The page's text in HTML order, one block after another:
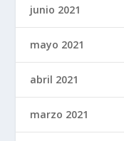
junio 2021
mayo 2021
abril 2021
marzo 2021